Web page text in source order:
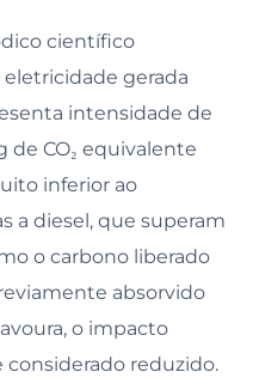
científico
gerada
intensidade de
de CO₂ equivalente
inferior ao
a diesel, que superam
o carbono liberado
absorvido
o impacto
considerado reduzido.